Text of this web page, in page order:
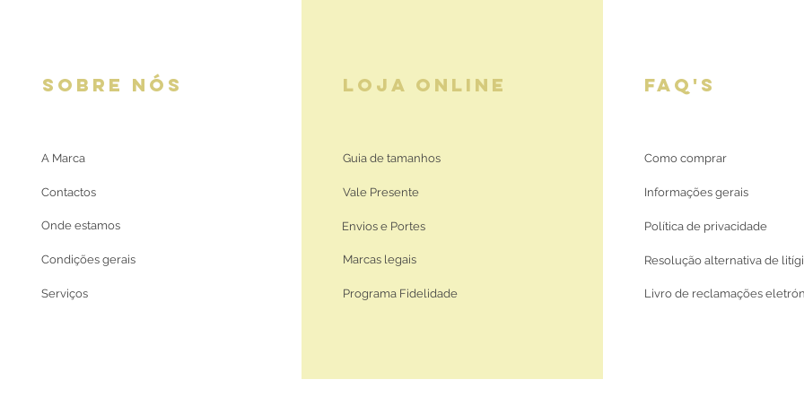
SOBRE NÓS
A Marca
Contactos
Onde estamos
Condições gerais
Serviços
LOJA ONLINE
Guia de tamanhos
Vale Presente
Envios e Portes
Marcas legais
Programa Fidelidade
FAQ'S
Como comprar
Informações gerais
Política de privacidade
Resolução alternativa de
Livro de reclamações